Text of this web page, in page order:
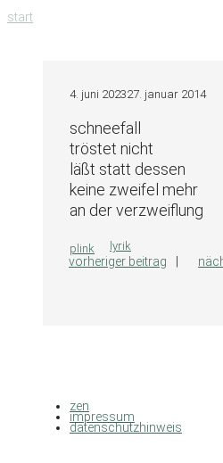
zum
start
4. juni 202327. januar 2014
schneefall
tröstet nicht
läßt statt dessen
keine zweifel mehr
an der verzweiflung
plink kategorien
lyrik
vorheriger beitrag
zen
impressum
datenschutzhinweis